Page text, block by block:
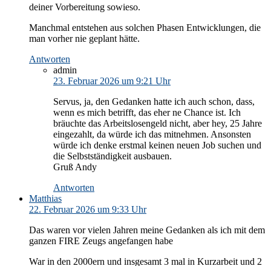
deiner Vorbereitung sowieso.
Manchmal entstehen aus solchen Phasen Entwicklungen, die
man vorher nie geplant hätte.
Antworten
admin
23. Februar 2026 um 9:21 Uhr
Servus, ja, den Gedanken hatte ich auch schon, dass,
wenn es mich betrifft, das eher ne Chance ist. Ich
bräuchte das Arbeitslosengeld nicht, aber hey, 25 Jahre
eingezahlt, da würde ich das mitnehmen. Ansonsten
würde ich denke erstmal keinen neuen Job suchen und
die Selbstständigkeit ausbauen.
Gruß Andy
Antworten
Matthias
22. Februar 2026 um 9:33 Uhr
Das waren vor vielen Jahren meine Gedanken als ich mit dem
ganzen FIRE Zeugs angefangen habe
War in den 2000ern und insgesamt 3 mal in Kurzarbeit und 2